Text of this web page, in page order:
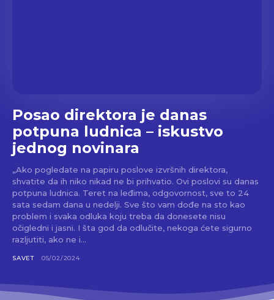
Posao direktora je danas
potpuna ludnica – iskustvo
jednog novinara
„Ako pogledate na papiru poslove izvršnih direktora,
shvatite da ih niko nikad ne bi prihvatio. Ovi poslovi su danas
potpuna ludnica. Teret na leđima, odgovornost, sve to 24
sata sedam dana u nedelji. Sve što vam dođe na sto kao
problem i svaka odluka koju treba da donesete nisu
očigledni i jasni. I šta god da odlučite, nekoga ćete sigurno
razljutiti, ako ne i...
SAVET 05/02/2024